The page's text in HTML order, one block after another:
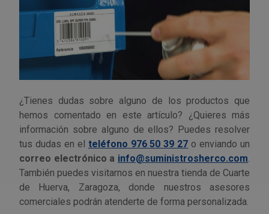
¿Tienes dudas sobre alguno de los productos que
hemos comentado en este artículo? ¿Quieres más
información sobre alguno de ellos? Puedes resolver
tus dudas en el teléfono 976 50 39 27 o enviando un
correo electrónico a info@suministrosherco.com
También puedes visitarnos en nuestra tienda de Cuarte
de Huerva, Zaragoza, donde nuestros asesores
comerciales podrán atenderte de forma personalizada.